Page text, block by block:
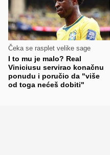
Čeka se rasplet velike sage
I to mu je malo? Real
Viniciusu servirao konačnu
ponudu i poručio da "više
od toga nećeš dobiti"